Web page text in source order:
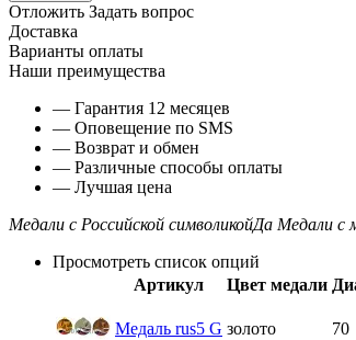
Отложить Задать вопрос
Доставка
Варианты оплаты
Наши преимущества
— Гарантия 12 месяцев
— Оповещение по SMS
— Возврат и обмен
— Различные способы оплаты
— Лучшая цена
Медали с Российской символикойДа Медали с
Просмотреть список опций
Артикул
Цвет медали
Медаль rus5 G золото 70